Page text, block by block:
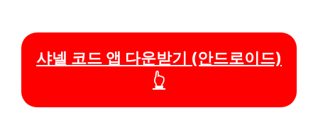
샤넬 코드 앱 다운받기 (안드로이드)
👆